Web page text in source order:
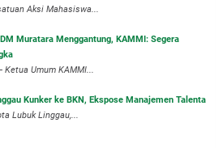
Aksi Mahasiswa...
Muratara Menggantung, KAMMI: Segera
Ketua Umum KAMMI...
Kunker ke BKN, Ekspose Manajemen Talenta
Lubuk Linggau,...